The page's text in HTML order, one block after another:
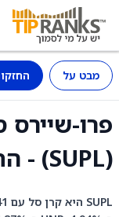
מבט על
פרו-שיירס
(SUPL) - החזקות